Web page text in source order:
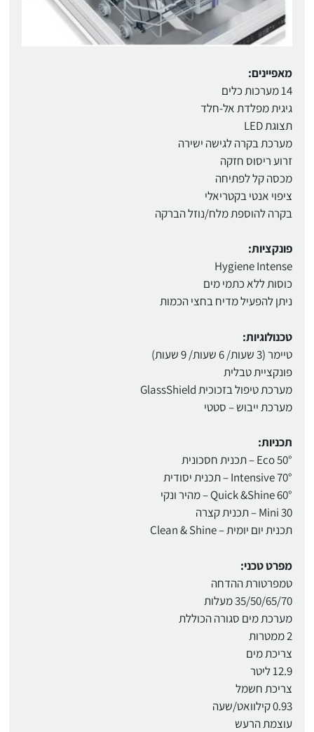
מאפיינים:
14 מערכות כלים
גיגית מפלדת אל-חלד
תצוגת LED
מערכת בקרה לגישה ישירה
זרוע ריסוס חזקה
מכסה קל לפתיחה
ציפוי אנטי בקטריאלי
בקרה להוספת מלח/נוזל הברקה
פונקציות:
Hygiene Intense
כוסות ללא כתמי מים
ניתן להפעיל מדיח בחצי הכמות
טכנולוגיות:
טיימר (3 שעות/ 6 שעות/ 9 שעות)
פונקציית טבלית
מערכת טיפול בזכוכית GlassShield
מערכת ייבוש – סטטי
תכניות:
50° Eco – תכנית חסכונית
70° Intensive – תכנית יסודית
60° Quick &Shine – מהיר ונקי
Mini 30 – תכנית קצרה
תכנית יום יומית – Clean & Shine
מפרט טכני:
טמפרטורת ההדחה
35/50/65/70 מעלות
מערכת מים סגורה הכוללת
2 ממטרות
צריכת מים
12.9 ליטר
צריכת חשמל
0.93 קילוואט/שעה
עוצמת הרעש